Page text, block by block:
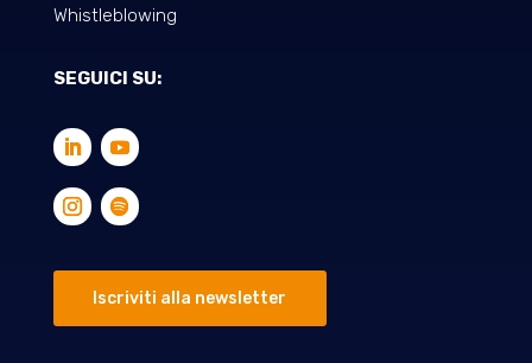
Whistleblowing
SEGUICI SU:
Iscriviti alla newsletter